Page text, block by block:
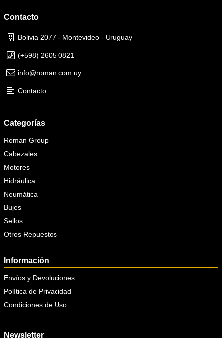
Contacto
Bolivia 2077 - Montevideo - Uruguay
(+598) 2605 0821
info@roman.com.uy
Contacto
Categorías
Roman Group
Cabezales
Motores
Hidráulica
Neumática
Bujes
Sellos
Otros Repuestos
Información
Envíos y Devoluciones
Política de Privacidad
Condiciones de Uso
Newsletter